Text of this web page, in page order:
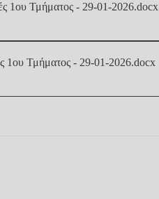
1ου Τμήματος - 29-01-2026.docx
Τμήματος - 29-01-2026.docx